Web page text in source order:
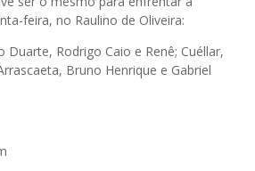
feira, no Raulino de Oliveira:
Duarte, Rodrigo Caio e Renê; Cuéllar,
Bruno Henrique e Gabriel